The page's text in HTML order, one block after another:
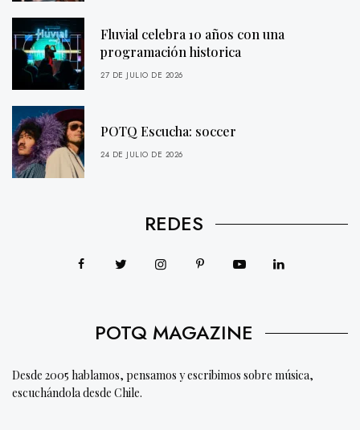
Fluvial celebra 10 años con una
programación historica
27 DE JULIO DE 2026
POTQ Escucha: soccer
24 DE JULIO DE 2026
REDES
POTQ MAGAZINE
Desde 2005 hablamos, pensamos y escribimos sobre música,
escuchándola desde Chile.